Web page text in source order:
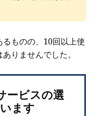
ものの、10回以上使
りませんでした。
ービスの選
ます